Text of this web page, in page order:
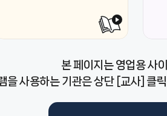
본 페이지는 영업용 사
을 사용하는 기관은 상단 [교사] 클